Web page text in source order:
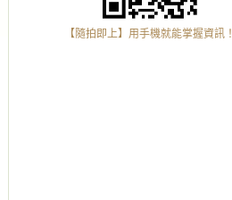
【隨拍即上】用手機就能掌握資訊！